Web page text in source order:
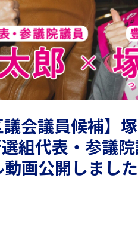
会議員候補】
組代表・参議
画公開しました